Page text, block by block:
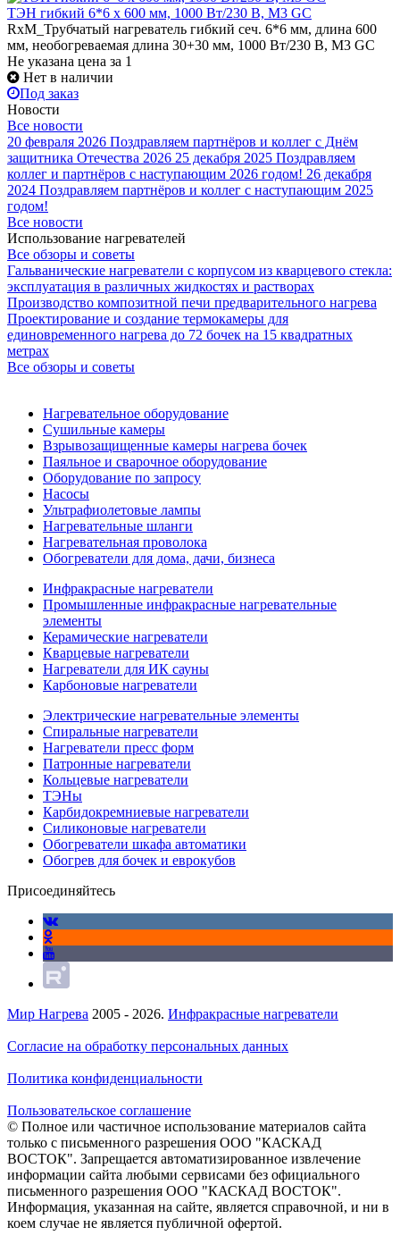
ТЭН гибкий 6*6 х 600 мм, 1000 Вт/230 В, M3 GC
RxM_Трубчатый нагреватель гибкий сеч. 6*6 мм, длина 600
мм, необогреваемая длина 30+30 мм, 1000 Вт/230 В, M3 GC
Не указана цена за 1
Нет в наличии
Под заказ
Новости
Все новости
20 февраля 2026 Поздравляем партнёров и коллег с Днём
защитника Отечества 2026 25 декабря 2025 Поздравляем
коллег и партнёров с наступающим 2026 годом! 26 декабря
2024 Поздравляем партнёров и коллег с наступающим 2025
годом!
Все новости
Использование нагревателей
Все обзоры и советы
Гальванические нагреватели с корпусом из кварцевого стекла:
эксплуатация в различных жидкостях и растворах
Производство композитной печи предварительного нагрева
Проектирование и создание термокамеры для
единовременного нагрева до 72 бочек на 15 квадратных
метрах
Все обзоры и советы
Нагревательное оборудование
Сушильные камеры
Взрывозащищенные камеры нагрева бочек
Паяльное и сварочное оборудование
Оборудование по запросу
Насосы
Ультрафиолетовые лампы
Нагревательные шланги
Нагревательная проволока
Обогреватели для дома, дачи, бизнеса
Инфракрасные нагреватели
Промышленные инфракрасные нагревательные
элементы
Керамические нагреватели
Кварцевые нагреватели
Нагреватели для ИК сауны
Карбоновые нагреватели
Электрические нагревательные элементы
Спиральные нагреватели
Нагреватели пресс форм
Патронные нагреватели
Кольцевые нагреватели
ТЭНы
Карбидокремниевые нагреватели
Силиконовые нагреватели
Обогреватели шкафа автоматики
Обогрев для бочек и еврокубов
Присоединяйтесь
Мир Нагрева 2005 - 2026. Инфракрасные нагреватели
Согласие на обработку персональных данных
Политика конфиденциальности
Пользовательское соглашение
© Полное или частичное использование материалов сайта
только с письменного разрешения ООО "КАСКАД
ВОСТОК". Запрещается автоматизированное извлечение
информации сайта любыми сервисами без официального
письменного разрешения ООО "КАСКАД ВОСТОК".
Информация, указанная на сайте, является справочной, и ни в
коем случае не является публичной офертой.